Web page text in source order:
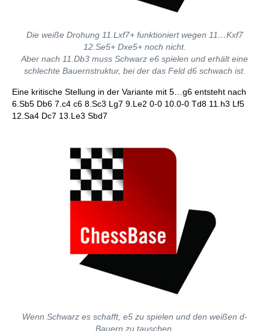
Die weiße Drohung 11.Lxf7+ funktioniert wegen 11…Kxf7
12.Se5+ Dxe5+ noch nicht.
Aber nach 11.Db3 muss Schwarz e6 spielen und erhält eine
schlechte Bauernstruktur, bei der das Feld d6 schwach ist.
Eine kritische Stellung in der Variante mit 5…g6 entsteht nach
6.Sb5 Db6 7.c4 c6 8.Sc3 Lg7 9.Le2 0-0 10.0-0 Td8 11.h3 Lf5
12.Sa4 Dc7 13.Le3 Sbd7
Wenn Schwarz es schafft, e5 zu spielen und den weißen d-
Bauern zu tauschen,